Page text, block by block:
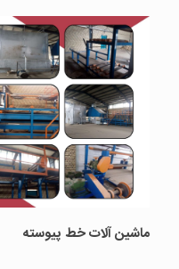
ماشین آلات خط پیوسته